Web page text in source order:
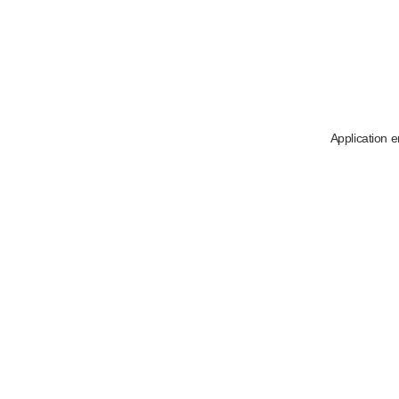
Application